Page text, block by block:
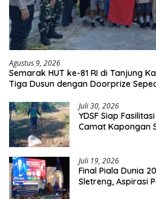
Agustus 9, 2026
Semarak HUT ke-81 RI di Tanjung
Tiga Dusun dengan Doorprize
Juli 30, 2026
YDSF Siap
Camat Kapongan
Juli 19, 2026
Final Piala Dunia
Sletreng, Aspirasi